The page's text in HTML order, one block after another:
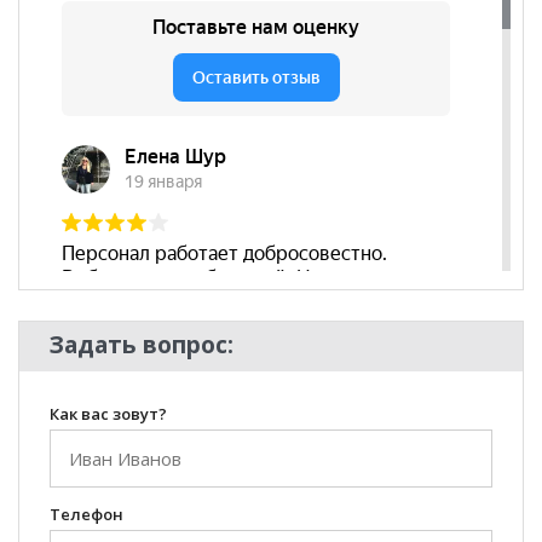
нашего менеджера по телефону+79292022735
**Цены на официальном сайте100диванов.com
действительны только для интернет-магазина
Задать вопрос:
Как вас зовут?
Телефон